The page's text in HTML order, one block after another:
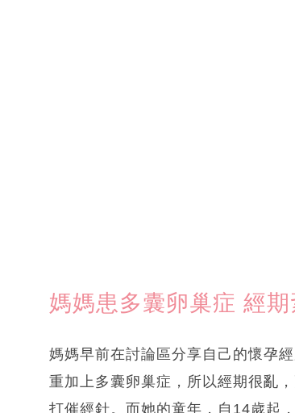
媽媽患多囊卵巢症 經
媽媽早前在討論區分享自己的懷孕
重加上多囊卵巢症，所以經期很亂
打催經針。而她的童年，自14歲起